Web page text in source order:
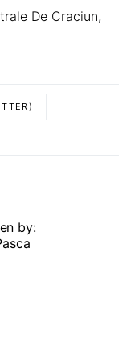
De Craciun,
by: